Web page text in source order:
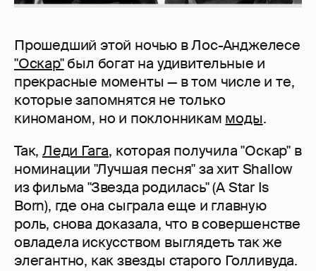
Прошедший этой ночью в Лос-Анджелесе
"Оскар"был богат на удивительные и
прекрасные моменты — в том числе и те,
которые запомнятся не только
киноманом, но и поклонникам моды.
Так, Леди Гага, которая получила "Оскар" в
номинации "Лучшая песня" за хит Shallow
из фильма "Звезда родилась" (A Star Is
Born), где она сыграла еще и главную
роль, снова доказала, что в совершенстве
овладела искусством выглядеть так же
элегантно, как звезды старого Голливуда.